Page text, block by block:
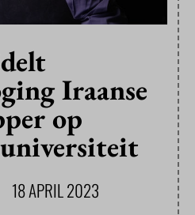
Iraanse
op
18 APRIL 2023